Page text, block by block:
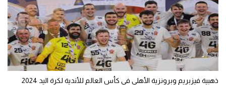
ذهبية فيزبريم وبرونزية الأهلي في كأس العالم للأندية لكرة اليد 2024